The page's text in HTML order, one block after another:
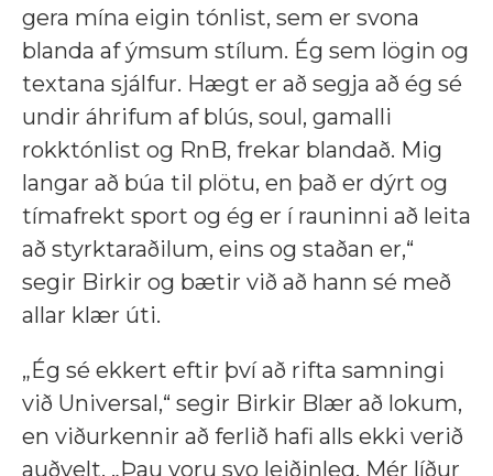
gera mína eigin tónlist, sem er svona
blanda af ýmsum stílum. Ég sem lögin og
textana sjálfur. Hægt er að segja að ég sé
undir áhrifum af blús, soul, gamalli
rokktónlist og RnB, frekar blandað. Mig
langar að búa til plötu, en það er dýrt og
tímafrekt sport og ég er í rauninni að leita
að styrktaraðilum, eins og staðan er,“
segir Birkir og bætir við að hann sé með
allar klær úti.
„Ég sé ekkert eftir því að rifta samningi
við Universal,“ segir Birkir Blær að lokum,
en viðurkennir að ferlið hafi alls ekki verið
auðvelt. „Þau voru svo leiðinleg. Mér líður